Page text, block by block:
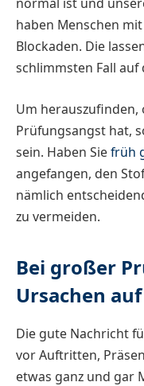
haben Menschen
Blockaden. Die
schlimmsten Fall
Um herauszufinden,
Prüfungsangst hat,
sein. Haben Siefrüh
angefangen, den
nämlich
zu vermeiden.
Bei großer
Ursachen
Die gute Nachricht
vor Auftritten,
etwas ganz und gar